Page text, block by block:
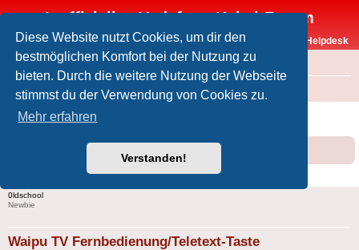
Diese Website nutzt Cookies, um dir den
bestmöglichen Komfort bei der Nutzung zu
bieten. Durch die weitere Nutzung der Webseite
stimmst du der Verwendung von Cookies zu.
Mehr erfahren
Verstanden!
Inoffizielles Vodafone-Kabel-Forum
Vodafone-Kabel-Helpdesk
FAQ
Foren-Übersicht Offtopic
Waipu TV Fernbedienung/Teletext-Taste
5 Beiträge • Seite1von
0ldschool
Newbie
Waipu TV Fernbedienung/Teletext-Taste